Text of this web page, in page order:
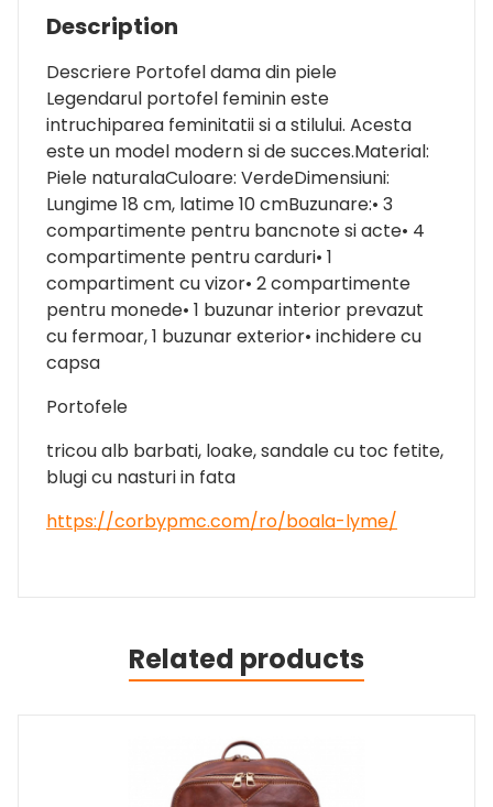
Description
Descriere Portofel dama din piele
Legendarul portofel feminin este
intruchiparea feminitatii si a stilului. Acesta
este un model modern si de succes.Material:
Piele naturalaCuloare: VerdeDimensiuni:
Lungime 18 cm, latime 10 cmBuzunare:• 3
compartimente pentru bancnote si acte• 4
compartimente pentru carduri• 1
compartiment cu vizor• 2 compartimente
pentru monede• 1 buzunar interior prevazut
cu fermoar, 1 buzunar exterior• inchidere cu
capsa
Portofele
tricou alb barbati, loake, sandale cu toc fetite,
blugi cu nasturi in fata
https://corbypmc.com/ro/boala-lyme/
Related products